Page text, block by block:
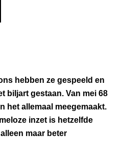
hebben ze gespeeld en
biljart gestaan. Van mei 68
het allemaal meegemaakt.
inzet is hetzelfde
maar beter